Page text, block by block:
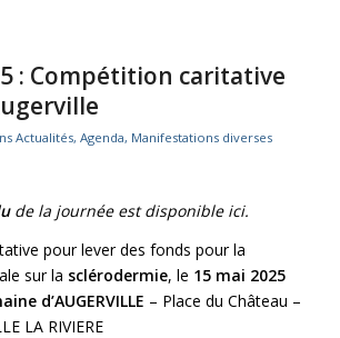
: Compétition caritative
Actualités, Agenda, Manifestations diverses
de la journée est disponible ici.
pour lever des fonds pour la
sur la sclérodermie, le 15 mai 2025
d’AUGERVILLE – Place du Château –
LA RIVIERE